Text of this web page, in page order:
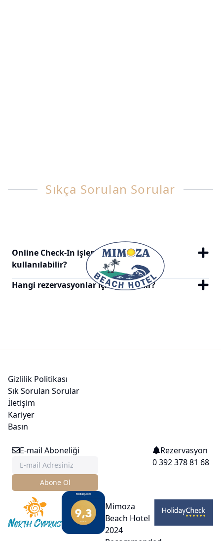
Sıkça Sorulan Sorular
Online Check-In işlemi ne zaman
kullanılabilir?
Hangi rezervasyonlar için geçerlidir?
Gizlilik Politikası
Sık Sorulan Sorular
İletişim
Kariyer
Basın
E-mail Aboneliği
Abone Ol
Rezervasyon
0 392 378 81 68
Mimoza
Beach Hotel
2024